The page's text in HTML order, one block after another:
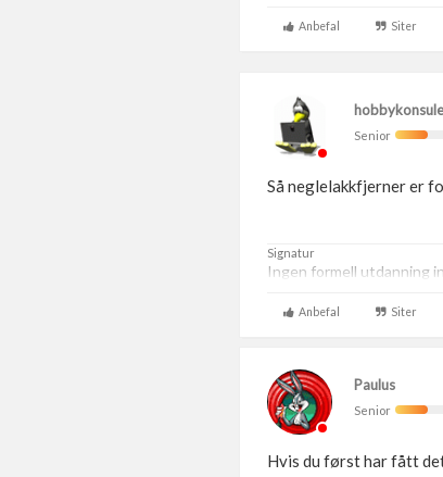
Anbefal Siter
Senior
Så neglelakkfjerner er
Signatur
Ingen formell utdanning
Anbefal Siter
Paulus
Senior
Hvis du først har fått